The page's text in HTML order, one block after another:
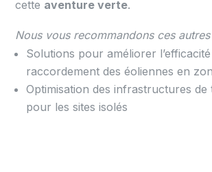
cette aventure verte.
Nous vous recommandons ces
Solutions pour améliorer
raccordement des éoliennes en
Optimisation des infrastructures de
pour les sites isolés